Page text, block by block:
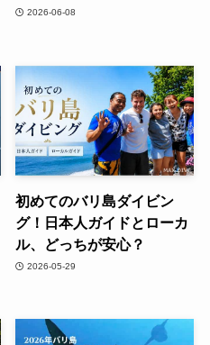
2026-06-08
初めてのバリ島ダイビン
グ！日本人ガイドとローカ
ル、どっちが安心？
2026-05-29